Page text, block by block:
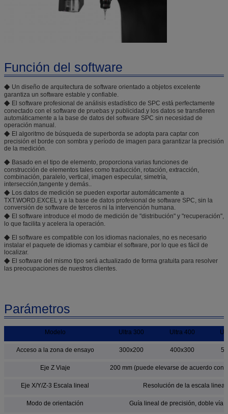
Función del software
◆ Un diseño de arquitectura de software orientado a objetos excelente
garantiza un software estable y confiable.
◆ El software profesional de análisis estadístico de SPC está perfectamente
conectado con el software de pruebas y publicidad.y los datos se transfieren
automáticamente a la base de datos del software SPC sin necesidad de
operación manual.
◆ El algoritmo de búsqueda de superborda se adopta para captar con
precisión el borde con sombra y período de imagen para garantizar la precisión
de la medición.
◆ Basado en el tipo de elemento, proporciona varias funciones de
construcción de elementos tales como traducción, rotación, extracción,
combinación, paralelo, vertical, imagen especular, simetría,
intersección,tangente y demás..
◆ Los datos de medición se pueden exportar automáticamente a
TXT.WORD.EXCEL y a la base de datos profesional de software SPC, sin la
conversión de software de terceros ni la intervención humana.
◆ El software introduce el modo de medición de "distribución" y "recuperación",
lo que facilita y acelera la operación.
◆ El software es compatible con los idiomas nacionales, no es necesario
instalar el paquete de idiomas y cambiar el software, por lo que es fácil de
localizar.
◆ El software del mismo tipo será actualizado de forma gratuita para resolver
las preocupaciones de nuestros clientes.
Parámetros
Modelo Ultra 300 Ultra 400
Acceso a la zona de ensayo 300x200 400x300
Eje Z Viaje 200 mm (puede elevarse de acuerdo con
Eje X/Y/Z-3 Escala lineal Resolución de la escala
Modo de orientación Guía lineal de precisión, doble vía